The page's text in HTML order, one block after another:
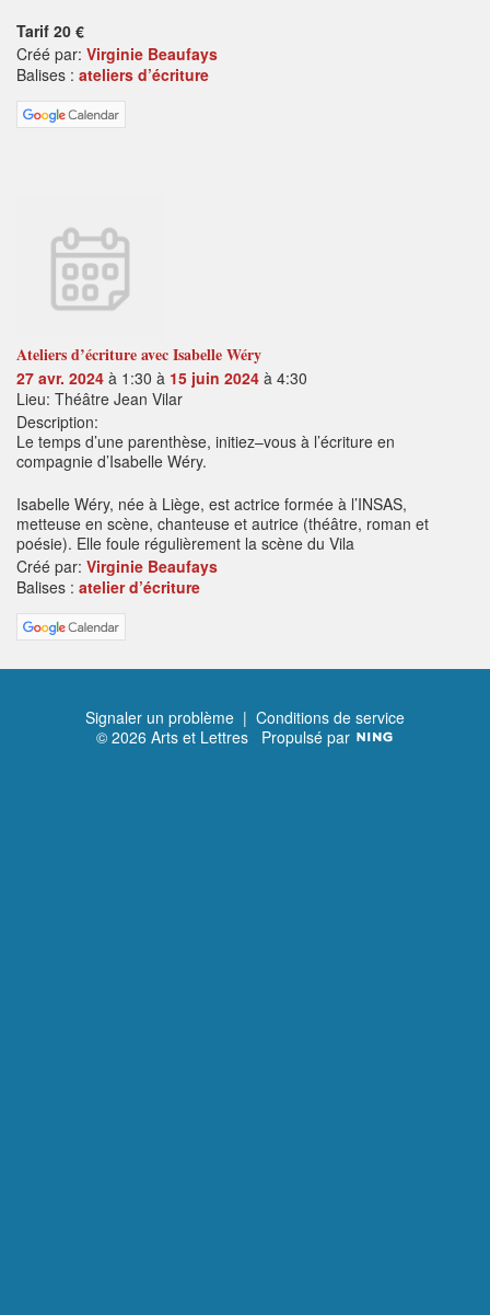
Tarif 20 €
Créé par: Virginie Beaufays
Balises : ateliers d’écriture
Ateliers d’écriture avec Isabelle Wéry
27 avr. 2024 à 1:30 à 15 juin 2024 à 4:30
Lieu: Théâtre Jean Vilar
Description:
Le temps d’une parenthèse, initiez–vous à l’écriture en
compagnie d’Isabelle Wéry.
Isabelle Wéry, née à Liège, est actrice formée à l’INSAS,
metteuse en scène, chanteuse et autrice (théâtre, roman et
poésie). Elle foule régulièrement la scène du Vila
Créé par: Virginie Beaufays
Balises : atelier d’écriture
Signaler un problème | Conditions de service
© 2026 Arts et Lettres Propulsé par